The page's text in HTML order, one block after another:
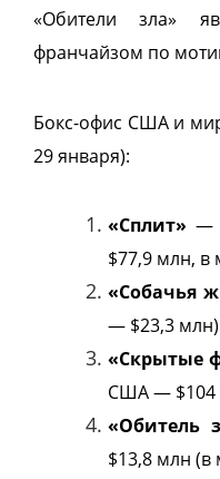
«Обители зла»
франчайзом по
Бокс-офис США и
29 января):
«Сплит» —
$77,9 млн,
«Собачья
— $23,3
«Скрытые
США — $104
«Обитель
$13,8 млн